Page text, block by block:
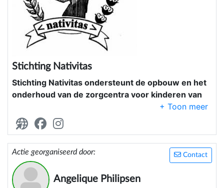
Stichting Nativitas
Stichting Nativitas ondersteunt de opbouw en het
onderhoud van de zorgcentra voor kinderen van
mama België op Flores en probeert geld in te
zamelen voor voedsel, medicijnen, scholing en
kleding voor de kinderen.
Het project streeft er naar een meer
gestructureerde oplossing te bieden aan kinderen
met een probleem (vondeling, zieke kinderen,
Contact
Actie georganiseerd door:
Angelique Philipsen